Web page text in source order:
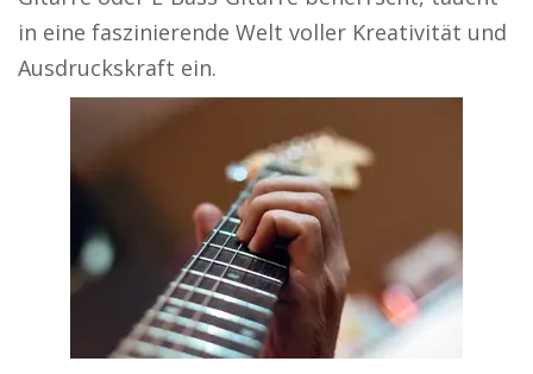
in eine faszinierende Welt voller Kreativität und
Ausdruckskraft ein.